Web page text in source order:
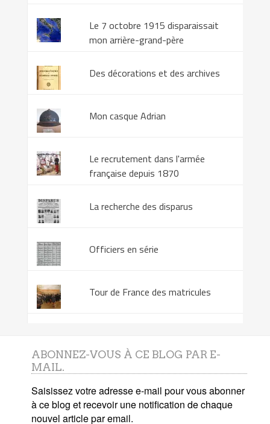
Le 7 octobre 1915 disparaissait
mon arrière-grand-père
Des décorations et des archives
Mon casque Adrian
Le recrutement dans l'armée
française depuis 1870
La recherche des disparus
Officiers en série
Tour de France des matricules
ABONNEZ-VOUS À CE BLOG PAR E-
MAIL.
Saisissez votre adresse e-mail pour vous abonner
à ce blog et recevoir une notification de chaque
nouvel article par email.